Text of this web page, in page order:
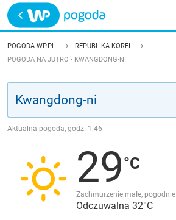
Trwa ładowanie
POLSKA
JAKOŚĆ POWIETRZA
POGODA WP.PL
REPUBLIKA KOREI
POGODA NA JUTRO - KWANGDONG-NI
Aktualna pogoda, godz. 1:46
29
Zachmurzenie małe, pogodnie
Odczuwalna 32°C